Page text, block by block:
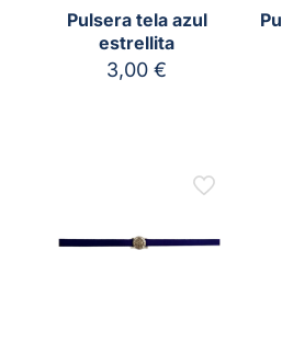
Pulsera tela azul
estrellita
3,00€